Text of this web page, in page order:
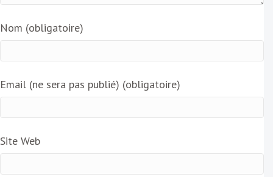
Nom (obligatoire)
Email (ne sera pas publié) (obligatoire)
Site Web